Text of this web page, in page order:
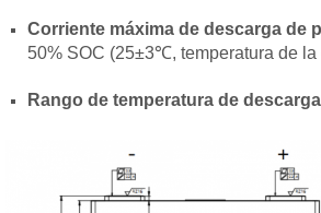
Corriente máxima de descarga de
50% SOC (25±3℃, temperatura de
Rango de temperatura de descarga